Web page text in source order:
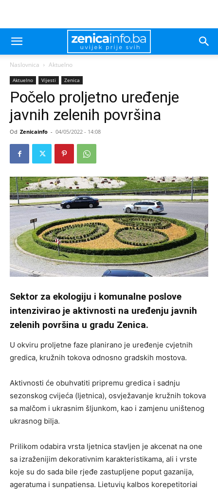
Naslovnica Aktuelno
Aktuelno Vijesti Zenica
Počelo proljetno uređenje
javnih zelenih površina
Od Zenicainfo - 04/05/2022 - 14:08
Sektor za ekologiju i komunalne poslove
intenzivirao je aktivnosti na uređenju javnih
zelenih površina u gradu Zenica.
U okviru proljetne faze planirano je uređenje cvjetnih
gredica, kružnih tokova odnosno gradskih mostova.
Aktivnosti će obuhvatiti pripremu gredica i sadnju
sezonskog cvijeća (ljetnica), osvježavanje kružnih tokova
sa malčom i ukrasnim šljunkom, kao i zamjenu uništenog
ukrasnog bilja.
Prilikom odabira vrsta ljetnica stavljen je akcenat na one
sa izraženijim dekorativnim karakteristikama, ali i vrste
koje su do sada bile rjeđe zastupljene poput gazanija,
ageratuma i sunpatiensa. Lietuvių kalbos korepetitoriai